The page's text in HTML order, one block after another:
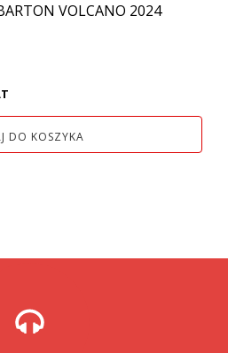
VOLCANO 2024
DO KOSZYKA